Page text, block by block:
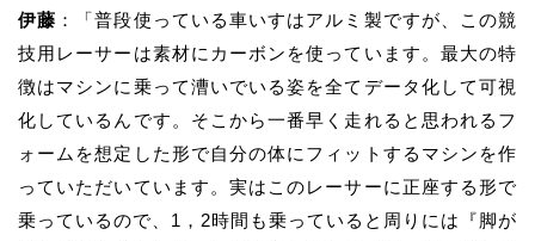
伊藤 ：「普段使っている車いすはアルミ製ですが、この競
技用レーサーは素材にカーボンを使っています。最大の特
徴はマシンに乗って漕いでいる姿を全てデータ化して可視
化しているんです。そこから一番早く走れると思われるフ
ォームを想定した形で自分の体にフィットするマシンを作
っていただいています。実はこのレーサーに正座する形で
乗っているので、 1 ， 2時間も乗っていると周りには『脚が